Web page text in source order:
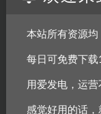
displayed on the
the hunting lodge.
本站所有资源
每日可免费下
用爱发电，运营
感觉好用的话